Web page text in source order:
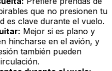
que no presionen tu
es clave durante el vuelo.
Mejor si es plano y
hincharse en el avión, y
también pueden